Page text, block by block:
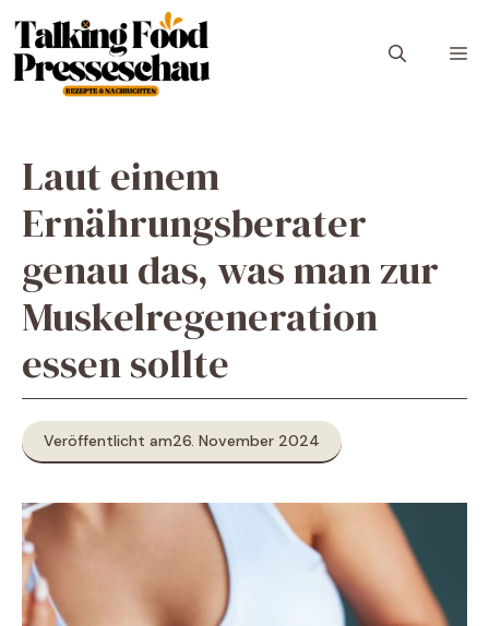
Inhalt
springen
Laut einem
Ernährungsberater
genau das, was man zur
Muskelregeneration
essen sollte
Veröffentlicht am26. November 2024